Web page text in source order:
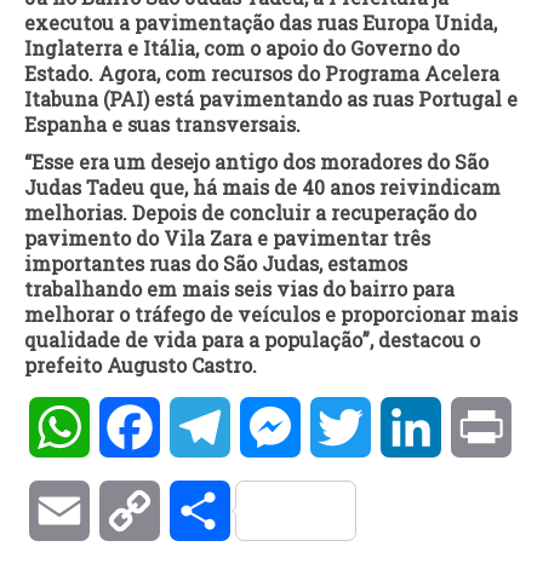
executou a pavimentação das ruas Europa Unida,
Inglaterra e Itália, com o apoio do Governo do
Estado. Agora, com recursos do Programa Acelera
Itabuna (PAI) está pavimentando as ruas Portugal e
Espanha e suas transversais.
“Esse era um desejo antigo dos moradores do São
Judas Tadeu que, há mais de 40 anos reivindicam
melhorias. Depois de concluir a recuperação do
pavimento do Vila Zara e pavimentar três
importantes ruas do São Judas, estamos
trabalhando em mais seis vias do bairro para
melhorar o tráfego de veículos e proporcionar mais
qualidade de vida para a população”, destacou o
prefeito Augusto Castro.
WhatsAppFacebookTelegramMessengerTwitter LinkedIn
Email Copy Compartilhar